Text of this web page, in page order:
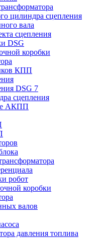
цилиндра сцепления
вала
сцепления
DSG
коробки
КПП
DSG 7
сцепления
АКПП
робот
коробки
валов
давления топлива